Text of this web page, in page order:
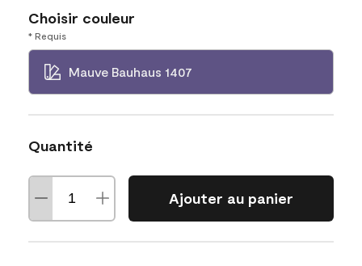
Choisir couleur
* Requis
Mauve Bauhaus 1407
Quantité
Ajouter au panier